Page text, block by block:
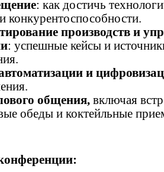
: как достичь
конкурентоспособности.
производств и
: успешные кейсы и
и
общения, включая
обеды и коктейльные